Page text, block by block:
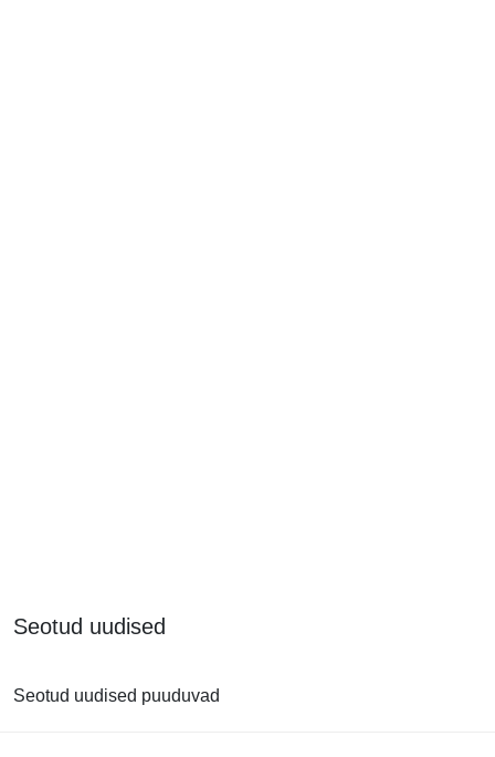
Seotud uudised
Seotud uudised puuduvad